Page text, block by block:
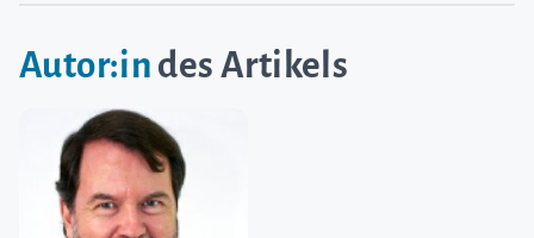
Autor:in des Artikels